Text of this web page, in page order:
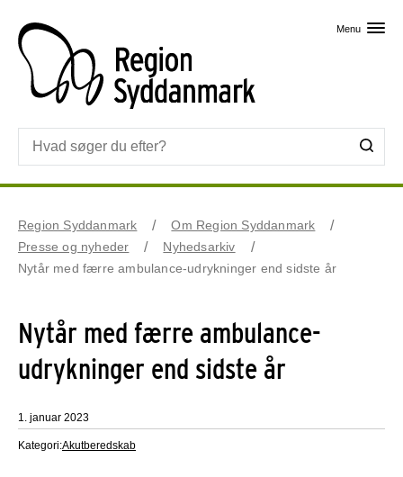
Menu
Region Syddanmark
Om Region Syddanmark
Presse og nyheder
Nyhedsarkiv
Nytår med færre ambulance-udrykninger end sidste år
Nytår med færre ambulance-
udrykninger end sidste år
1. januar 2023
Kategori:Akutberedskab